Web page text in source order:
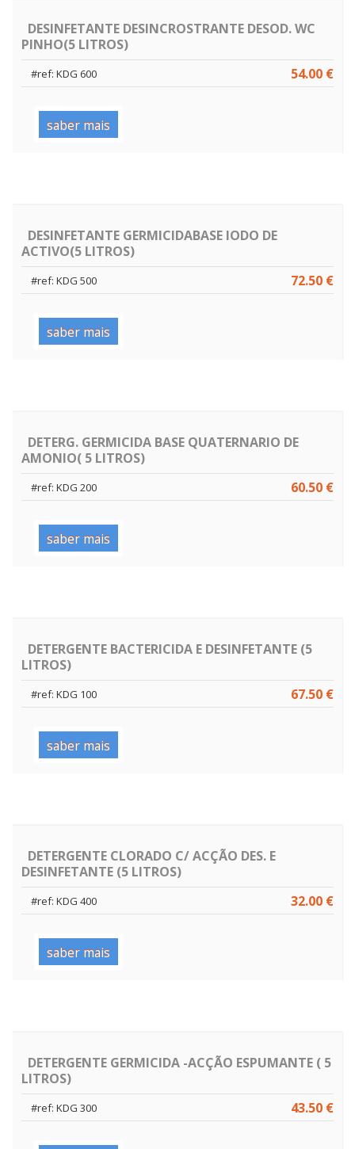
DESINFETANTE DESINCROSTRANTE DESOD. WC
PINHO(5 LITROS)
54.00 €
#ref: KDG 600
saber mais
DESINFETANTE GERMICIDABASE IODO DE
ACTIVO(5 LITROS)
72.50 €
#ref: KDG 500
saber mais
DETERG. GERMICIDA BASE QUATERNARIO DE
AMONIO( 5 LITROS)
60.50 €
#ref: KDG 200
saber mais
DETERGENTE BACTERICIDA E DESINFETANTE (5
LITROS)
67.50 €
#ref: KDG 100
saber mais
DETERGENTE CLORADO C/ ACÇÃO DES. E
DESINFETANTE (5 LITROS)
32.00 €
#ref: KDG 400
saber mais
DETERGENTE GERMICIDA -ACÇÃO ESPUMANTE ( 5
LITROS)
43.50 €
#ref: KDG 300